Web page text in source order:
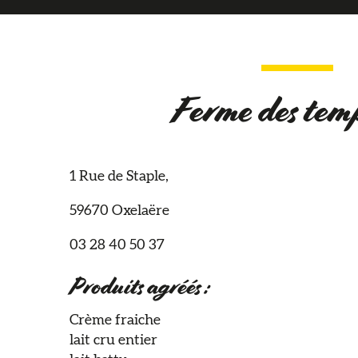
Ferme des
1 Rue de Staple,
59670 Oxelaëre
03 28 40 50 37
Produits agréés :
Crème fraiche
lait cru entier